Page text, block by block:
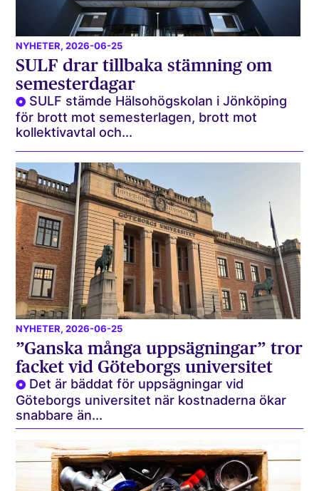
NYHETER, 2026-06-25
SULF drar tillbaka stämning om
semesterdagar
SULF stämde Hälsohögskolan i Jönköping
för brott mot semesterlagen, brott mot
kollektivavtal och...
NYHETER, 2026-06-25
”Ganska många uppsägningar” tror
facket vid Göteborgs universitet
Det är bäddat för uppsägningar vid
Göteborgs universitet när kostnaderna ökar
snabbare än...